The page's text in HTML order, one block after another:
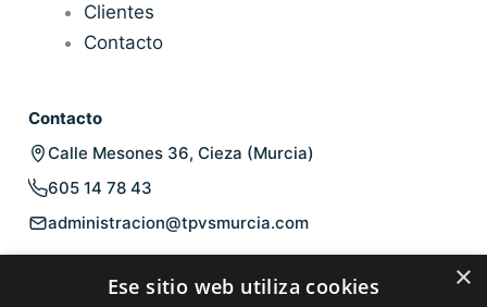
Clientes
Contacto
Contacto
Calle Mesones 36, Cieza (Murcia)
605 14 78 43
administracion@tpvsmurcia.com
×
Ese sitio web utiliza cookies